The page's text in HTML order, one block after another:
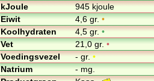
kJoule
945 kjoule
Eiwit
4,6 gr.•
Koolhydraten
4,5 gr.•
Vet
21,0 gr.•
Voedingsvezel
- gr.•
Natrium
- mg.